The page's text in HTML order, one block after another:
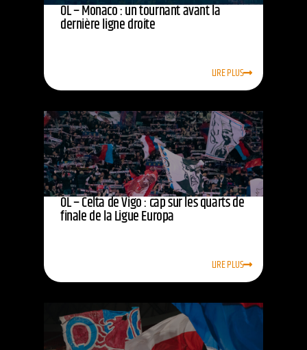
OL – Monaco : un tournant avant la
dernière ligne droite
LIRE PLUS
OL – Celta de Vigo : cap sur les quarts de
finale de la Ligue Europa
LIRE PLUS